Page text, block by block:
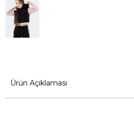
Ürün Açıklaması